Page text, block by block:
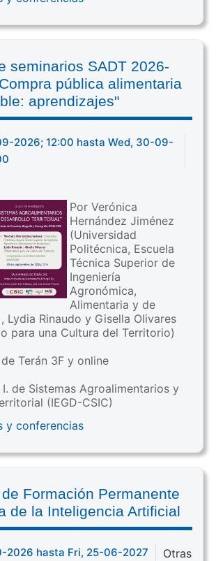
seminarios SADT 2026-
pública alimentaria
aprendizajes"
2026; 12:00 hasta Wed, 30-09-
Por Verónica
Hernández Jiménez
(Universidad
Politécnica, Escuela
Técnica Superior de
Ingeniería
Agronómica,
Alimentaria y de
Lydia Rinaudo y Gisella Olivares
para una Cultura del Territorio)
Terán 3F y online
I. de Sistemas Agroalimentarios y
(IEGD-CSIC)
y conferencias
Formación Permanente
de la Inteligencia Artificial
2026 hasta Fri, 25-06-2027
Otras